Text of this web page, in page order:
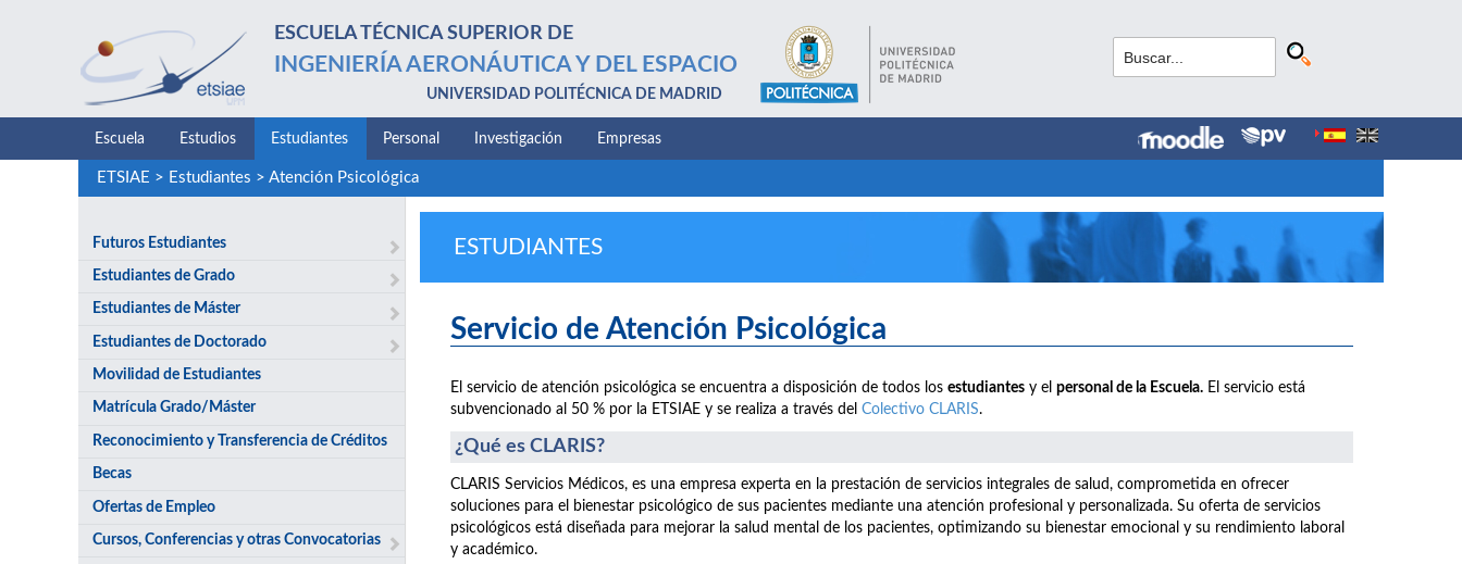
ESCUELA TÉCNICA SUPERIOR DE
INGENIERÍA AERONÁUTICA Y DEL ESPACIO
UNIVERSIDAD POLITÉCNICA DE MADRID
Escuela Estudios Estudiantes Personal Investigación Empresas
ETSIAE > Estudiantes > Atención Psicológica
Futuros Estudiantes
Estudiantes de Grado
Estudiantes de Máster
Estudiantes de Doctorado
Movilidad de Estudiantes
Matrícula Grado/Máster
Reconocimiento y Transferencia de Créditos
Becas
Ofertas de Empleo
Cursos, Conferencias y otras Convocatorias
ESTUDIANTES
Servicio de Atención Psicológica
El servicio de atención psicológica se encuentra a disposición de todos los estudiantes y el personal de la Escuela. El servicio está
subvencionado al 50 % por la ETSIAE y se realiza a través del Colectivo CLARIS.
¿Qué es CLARIS?
CLARIS Servicios Médicos, es una empresa experta en la prestación de servicios integrales de salud, comprometida en ofrecer
soluciones para el bienestar psicológico de sus pacientes mediante una atención profesional y personalizada. Su oferta de servicios
psicológicos está diseñada para mejorar la salud mental de los pacientes, optimizando su bienestar emocional y su rendimiento laboral
y académico.